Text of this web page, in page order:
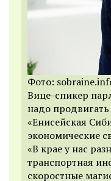
Фото:
Вице-спикер
надо
«Енисейская
экономические
«В крае у нас
транспортная
скоростные